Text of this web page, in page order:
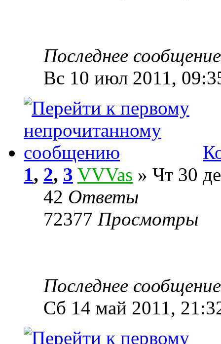
Последнее
Вс 10 июл 2011,
1, 2, 3 VVVas » Чт 30
42 Ответы
72377 Просмотры
Последнее
Сб 14 май 2011,